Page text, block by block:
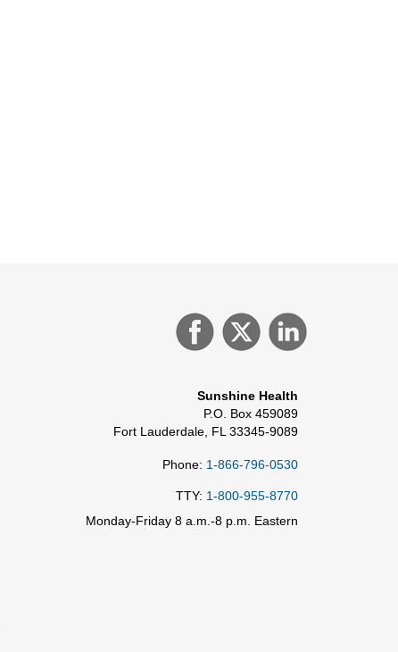
Sunshine Health
P.O. Box 459089
Fort Lauderdale, FL 33345-9089
Phone: 1-866-796-0530
TTY: 1-800-955-8770
Monday-Friday 8 a.m.-8 p.m. Eastern